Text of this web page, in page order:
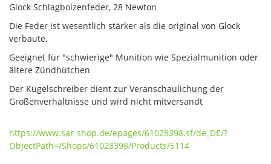
Glock Schlagbolzenfeder, 28 Newton
Die Feder ist wesentlich stärker als die original von Glock
verbaute.
Geeignet für "schwierige" Munition wie Spezialmunition oder
ältere Zündhütchen
Der Kugelschreiber dient zur Veranschaulichung der
Größenverhältnisse und wird nicht mitversandt
https://www.sar-shop.de/epages/61028398.sf/de_DE/?
ObjectPath=/Shops/61028398/Products/5114